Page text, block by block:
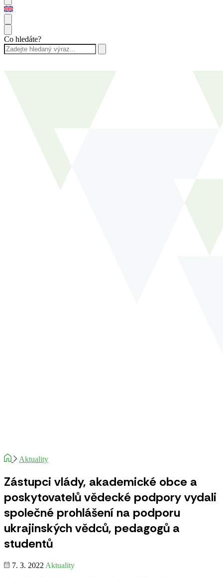
Co hledáte?
Aktuality
Zástupci vlády, akademické obce a
poskytovatelů vědecké podpory vydali
společné prohlášení na podporu
ukrajinských vědců, pedagogů a
studentů
7. 3. 2022 Aktuality